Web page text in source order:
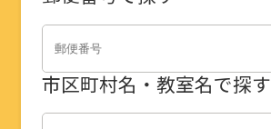
市区町村名・教室名で探す